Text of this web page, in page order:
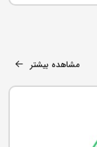
مشاهده بیشتر